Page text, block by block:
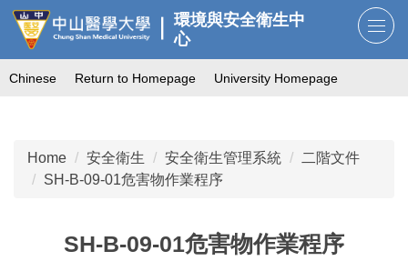
Jump
the
main
環境與安全衛生中
心
Chinese Return to Homepage University Homepage
Home 安全衛生 安全衛生管理系統
二階文件
SH-B-09-01危害物作業程序
SH-B-09-01危害物作業程序